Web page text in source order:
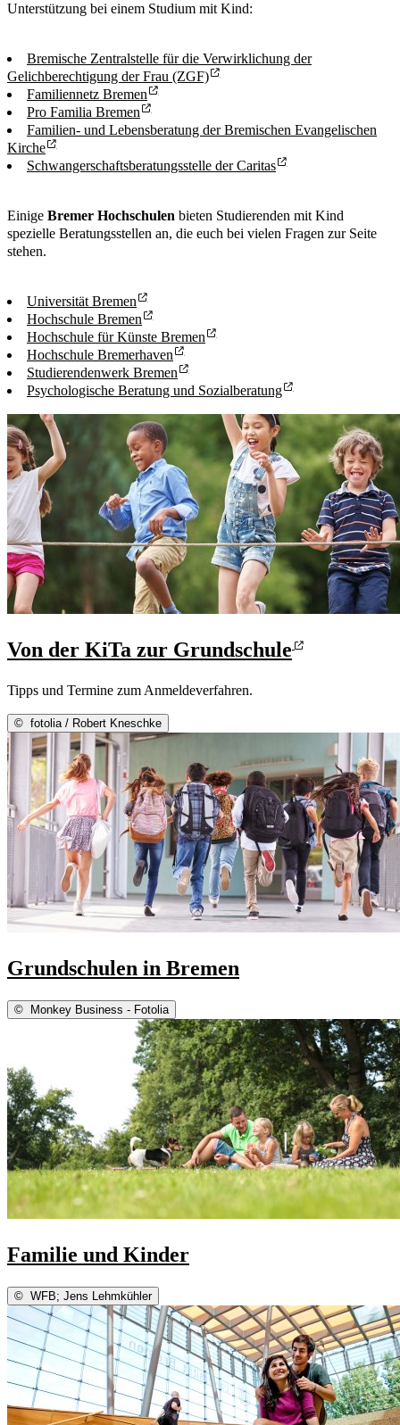
Unterstützung bei einem Studium mit Kind:
Bremische Zentralstelle für die Verwirklichung der
Gelichberechtigung der Frau (ZGF)
Familiennetz Bremen
Pro Familia Bremen
Familien- und Lebensberatung der Bremischen Evangelischen
Kirche
Schwangerschaftsberatungsstelle der Caritas
Einige Bremer Hochschulen bieten Studierenden mit Kind
spezielle Beratungsstellen an, die euch bei vielen Fragen zur Seite
stehen.
Universität Bremen
Hochschule Bremen
Hochschule für Künste Bremen
Hochschule Bremerhaven
Studierendenwerk Bremen
Psychologische Beratung und Sozialberatung
Von der KiTa zur Grundschule
Tipps und Termine zum Anmeldeverfahren.
© fotolia / Robert Kneschke
Grundschulen in Bremen
© Monkey Business - Fotolia
Familie und Kinder
© WFB; Jens Lehmkühler